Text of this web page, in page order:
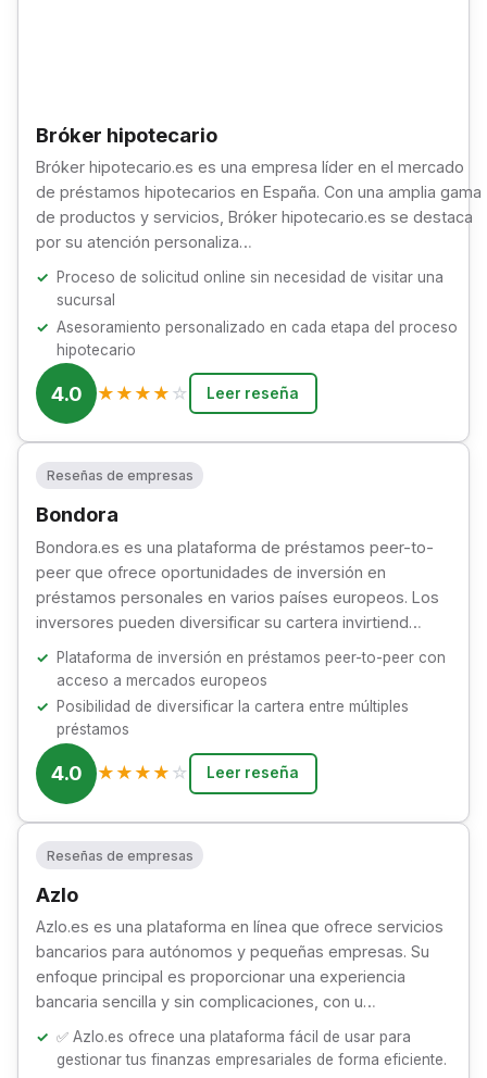
Bróker hipotecario
Bróker hipotecario.es es una empresa líder en el mercado
de préstamos hipotecarios en España. Con una amplia gama
de productos y servicios, Bróker hipotecario.es se destaca
por su atención personaliza…
Proceso de solicitud online sin necesidad de visitar una
sucursal
Asesoramiento personalizado en cada etapa del proceso
hipotecario
4.0 ★ ★ ★ ★ ☆ Leer reseña
Reseñas de empresas
Bondora
Bondora.es es una plataforma de préstamos peer-to-
peer que ofrece oportunidades de inversión en
préstamos personales en varios países europeos. Los
inversores pueden diversificar su cartera invirtiend…
Plataforma de inversión en préstamos peer-to-peer con
acceso a mercados europeos
Posibilidad de diversificar la cartera entre múltiples
préstamos
4.0 ★ ★ ★ ★ ☆ Leer reseña
Reseñas de empresas
Azlo
Azlo.es es una plataforma en línea que ofrece servicios
bancarios para autónomos y pequeñas empresas. Su
enfoque principal es proporcionar una experiencia
bancaria sencilla y sin complicaciones, con u…
✅ Azlo.es ofrece una plataforma fácil de usar para
gestionar tus finanzas empresariales de forma eficiente.